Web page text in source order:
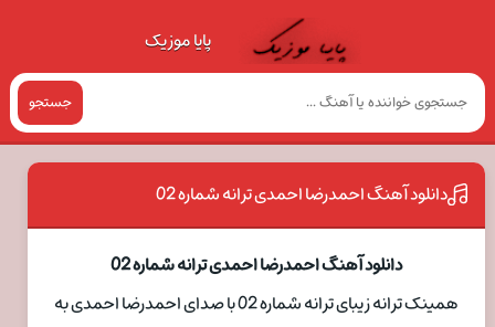
پایا موزیک
جستجو
دانلود آهنگ احمدرضا احمدی ترانه شماره 02
دانلود آهنگ احمدرضا احمدی ترانه شماره 02
همینک ترانه زیبای ترانه شماره 02 با صدای احمدرضا احمدی به